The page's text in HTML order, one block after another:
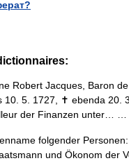
Robert Jacques, Baron
10. 5. 1727, ✝ ebenda 20.
der Finanzen unter… …
folgender
und Ökonom der